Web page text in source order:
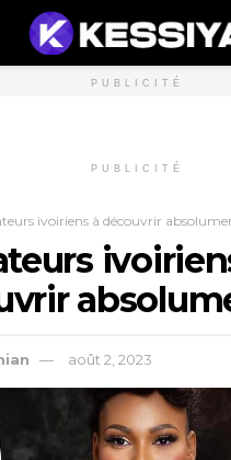
PUBLICITÉ
PUBLICITÉ
ivoiriens à découvrir
août 2, 2023